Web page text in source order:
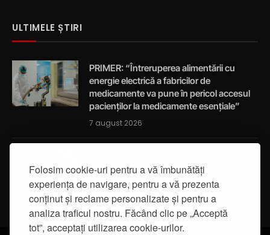
Folosim cookie-uri pentru a vă îmbunătăți
experiența de navigare, pentru a vă prezenta
conținut și reclame personalizate și pentru a
analiza traficul nostru. Făcând clic pe „Acceptă
tot”, acceptați utilizarea cookie-urilor.
ULTIMELE ȘTIRI
PRIMER: “Întreruperea alimentării cu
energie electrică a fabricilor de
medicamente va pune în pericol accesul
pacienților la medicamente esențiale”
7 august 2026
integrității
7 august 2026